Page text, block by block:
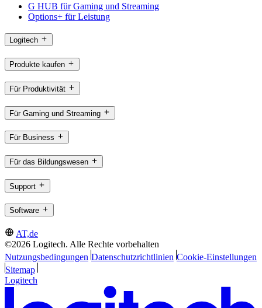
G HUB für Gaming und Streaming
Options+ für Leistung
Logitech
Produkte kaufen
Für Produktivität
Für Gaming und Streaming
Für Business
Für das Bildungswesen
Support
Software
AT,de
©2026 Logitech. Alle Rechte vorbehalten
Nutzungsbedingungen Datenschutzrichtlinien Cookie-Einstellungen
Sitemap
Logitech